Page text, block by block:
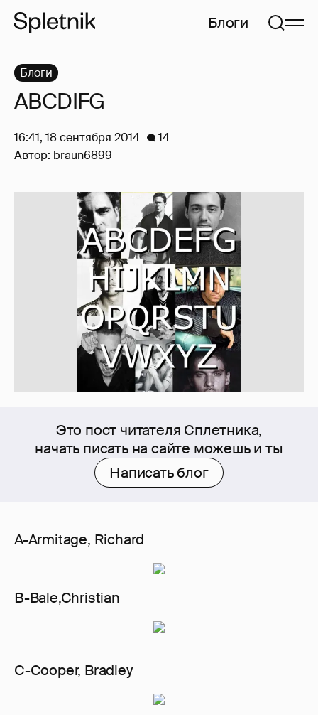
Блоги
Это пост читателя Сплетника,
начать писать на сайте можешь и ты
Написать блог
А-Armitage, Richard
В-Bale,Christian
С-Cooper, Bradley
Блоги
ABCDIFG
16:41, 18 сентября 2014
14
Автор: braun6899